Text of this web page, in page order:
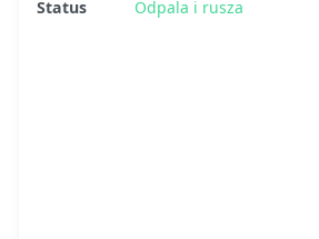
Status
Odpala i rusza